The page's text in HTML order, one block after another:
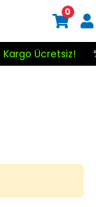
Kargo Ücretsiz!
0